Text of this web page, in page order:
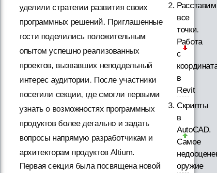
уделили стратегии развития своих
программных решений. Приглашенные
гости поделились положительным
опытом успешно реализованных
проектов, вызвавших неподдельный
интерес аудитории. После участники
посетили секции, где смогли первыми
узнать о возможностях программных
продуктов более детально и задать
вопросы напрямую разработчикам и
архитекторам продуктов Altium.
Первая секция была посвящена новой
Расставим
все
точки.
Работа
с
в
Revit
Скрипты
в
AutoCAD.
Самое
оружие